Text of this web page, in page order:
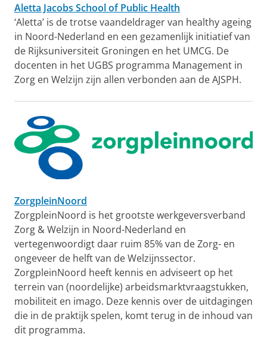
Aletta Jacobs School of Public Health
‘Aletta’ is de trotse vaandeldrager van healthy ageing
in Noord-Nederland en een gezamenlijk initiatief van
de Rijksuniversiteit Groningen en het UMCG. De
docenten in het UGBS programma Management in
Zorg en Welzijn zijn allen verbonden aan de AJSPH.
ZorgpleinNoord
ZorgpleinNoord is het grootste werkgeversverband
Zorg & Welzijn in Noord-Nederland en
vertegenwoordigt daar ruim 85% van de Zorg- en
ongeveer de helft van de Welzijnssector.
ZorgpleinNoord heeft kennis en adviseert op het
terrein van (noordelijke) arbeidsmarktvraagstukken,
mobiliteit en imago. Deze kennis over de uitdagingen
die in de praktijk spelen, komt terug in de inhoud van
dit programma.